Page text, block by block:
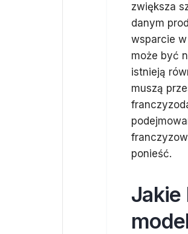
zwiększa
danym
wsparcie
może być
istnieją
muszą
ponieść.
Jakie